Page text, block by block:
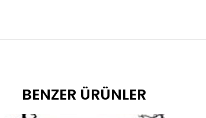
BENZER ÜRÜNLER